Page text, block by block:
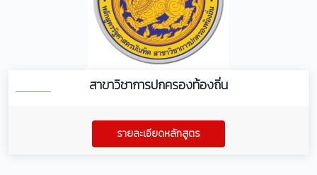
สาขาวิชาการปกครองท้องถิ่น
รายละเอียดหลักสูตร